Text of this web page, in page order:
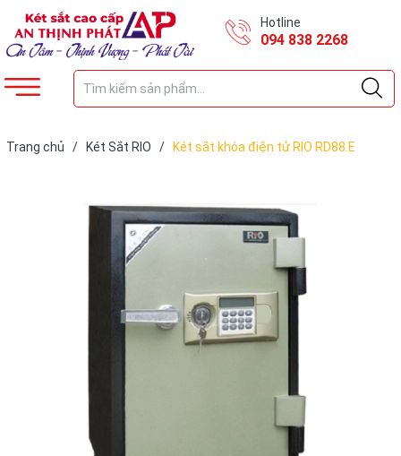
Hotline
094 838 2268
Trang chủ / Két Sắt RIO / Két sắt khóa điện tử RIO RD88.E